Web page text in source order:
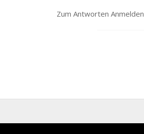
Zum Antworten Anmelden